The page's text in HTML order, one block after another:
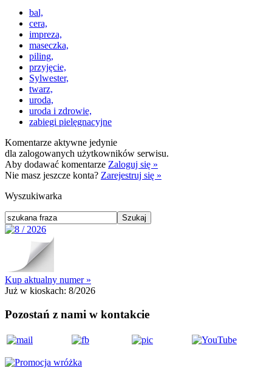
bal,
cera,
impreza,
maseczka,
piling,
przyjęcie,
Sylwester,
twarz,
uroda,
uroda i zdrowie,
zabiegi pielęgnacyjne
Komentarze aktywne jedynie
dla zalogowanych użytkowników serwisu.
Aby dodawać komentarze Zaloguj się »
Nie masz jeszcze konta? Zarejestruj się »
Wyszukiwarka
Kup aktualny numer »
Już w kioskach: 8/2026
Pozostań z nami w kontakcie